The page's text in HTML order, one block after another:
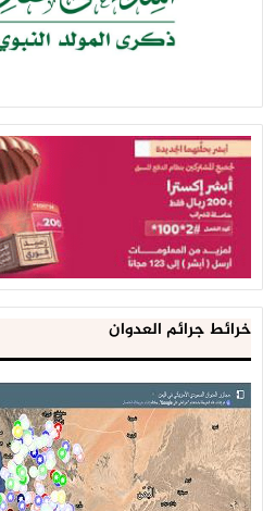
خرائط جرائم العدوان